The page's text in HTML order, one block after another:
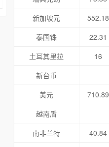
新加坡元
552.18
泰国铢
22.31
土耳其里拉
16
新台币
美元
710.89
越南盾
南非兰特
40.84